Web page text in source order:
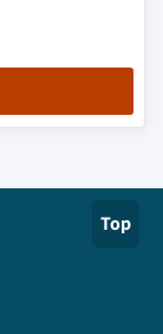
Top